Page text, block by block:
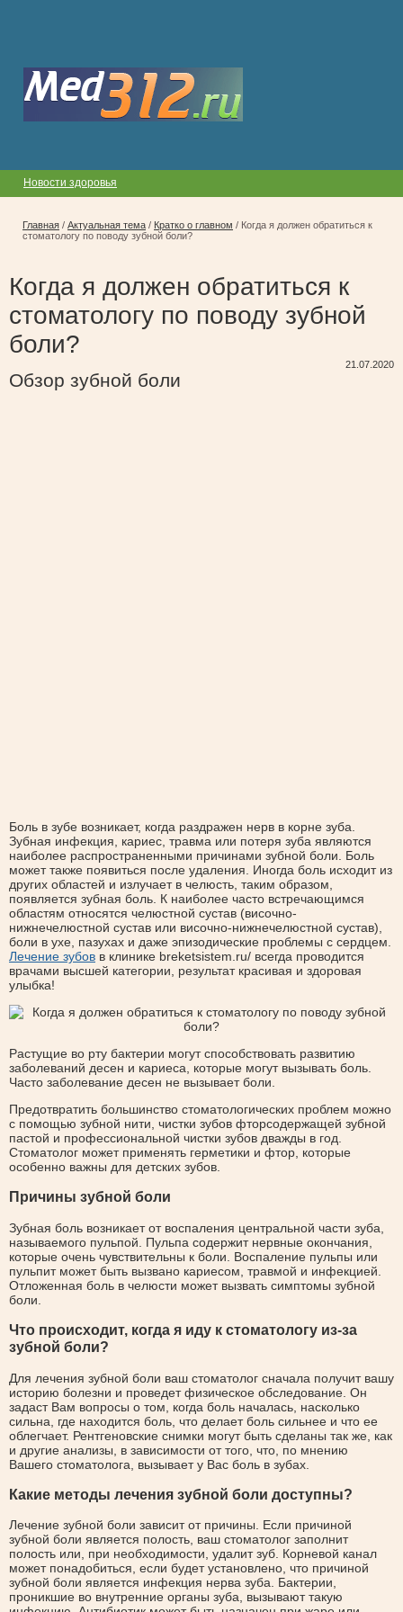
Новости здоровья
Главная / Актуальная тема / Кратко о главном / Когда я должен обратиться к
стоматологу по поводу зубной боли?
Когда я должен обратиться к
стоматологу по поводу зубной
боли?
21.07.2020
Обзор зубной боли
Боль в зубе возникает, когда раздражен нерв в корне зуба.
Зубная инфекция, кариес, травма или потеря зуба являются
наиболее распространенными причинами зубной боли. Боль
может также появиться после удаления. Иногда боль исходит из
других областей и излучает в челюсть, таким образом,
появляется зубная боль. К наиболее часто встречающимся
областям относятся челюстной сустав (височно-
нижнечелюстной сустав или височно-нижнечелюстной сустав),
боли в ухе, пазухах и даже эпизодические проблемы с сердцем.
Лечение зубов в клинике breketsistem.ru/ всегда проводится
врачами высшей категории, результат красивая и здоровая
улыбка!
Растущие во рту бактерии могут способствовать развитию
заболеваний десен и кариеса, которые могут вызывать боль.
Часто заболевание десен не вызывает боли.
Предотвратить большинство стоматологических проблем можно
с помощью зубной нити, чистки зубов фторсодержащей зубной
пастой и профессиональной чистки зубов дважды в год.
Стоматолог может применять герметики и фтор, которые
особенно важны для детских зубов.
Причины зубной боли
Зубная боль возникает от воспаления центральной части зуба,
называемого пульпой. Пульпа содержит нервные окончания,
которые очень чувствительны к боли. Воспаление пульпы или
пульпит может быть вызвано кариесом, травмой и инфекцией.
Отложенная боль в челюсти может вызвать симптомы зубной
боли.
Что происходит, когда я иду к стоматологу из-за
зубной боли?
Для лечения зубной боли ваш стоматолог сначала получит вашу
историю болезни и проведет физическое обследование. Он
задаст Вам вопросы о том, когда боль началась, насколько
сильна, где находится боль, что делает боль сильнее и что ее
облегчает. Рентгеновские снимки могут быть сделаны так же, как
и другие анализы, в зависимости от того, что, по мнению
Вашего стоматолога, вызывает у Вас боль в зубах.
Какие методы лечения зубной боли доступны?
Лечение зубной боли зависит от причины. Если причиной
зубной боли является полость, ваш стоматолог заполнит
полость или, при необходимости, удалит зуб. Корневой канал
может понадобиться, если будет установлено, что причиной
зубной боли является инфекция нерва зуба. Бактерии,
проникшие во внутренние органы зуба, вызывают такую